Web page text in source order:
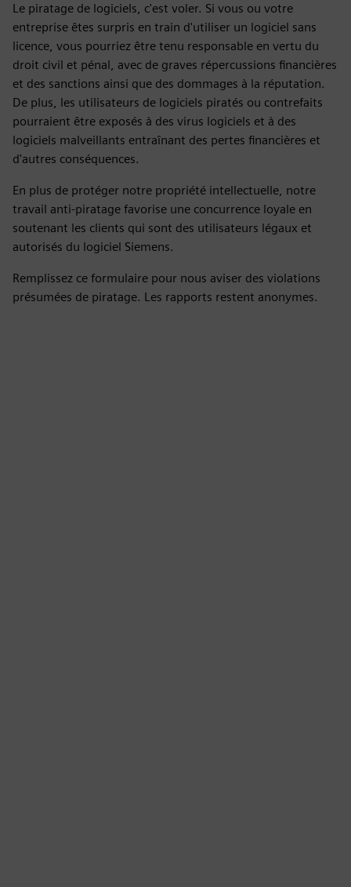
Le piratage de logiciels, c'est voler. Si vous ou votre
entreprise êtes surpris en train d'utiliser un logiciel sans
licence, vous pourriez être tenu responsable en vertu du
droit civil et pénal, avec de graves répercussions financières
et des sanctions ainsi que des dommages à la réputation.
De plus, les utilisateurs de logiciels piratés ou contrefaits
pourraient être exposés à des virus logiciels et à des
logiciels malveillants entraînant des pertes financières et
d'autres conséquences.
En plus de protéger notre propriété intellectuelle, notre
travail anti-piratage favorise une concurrence loyale en
soutenant les clients qui sont des utilisateurs légaux et
autorisés du logiciel Siemens.
Remplissez ce formulaire pour nous aviser des violations
présumées de piratage. Les rapports restent anonymes.